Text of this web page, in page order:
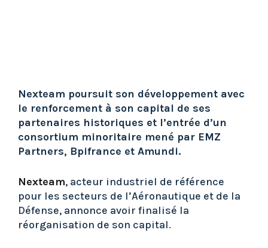
Nexteam poursuit son développement avec
le renforcement à son capital de ses
partenaires historiques et l’entrée d’un
consortium minoritaire mené par EMZ
Partners, Bpifrance et Amundi.
Nexteam, acteur industriel de référence
pour les secteurs de l’Aéronautique et de la
Défense, annonce avoir finalisé la
réorganisation de son capital.